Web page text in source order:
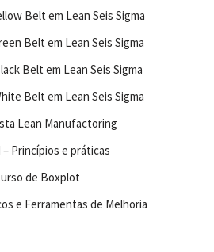
Belt em Lean Seis Sigma
Belt em Lean Seis Sigma
Belt em Lean Seis Sigma
Belt em Lean Seis Sigma
Lean Manufactoring
– Princípios e práticas
de Boxplot
e Ferramentas de Melhoria